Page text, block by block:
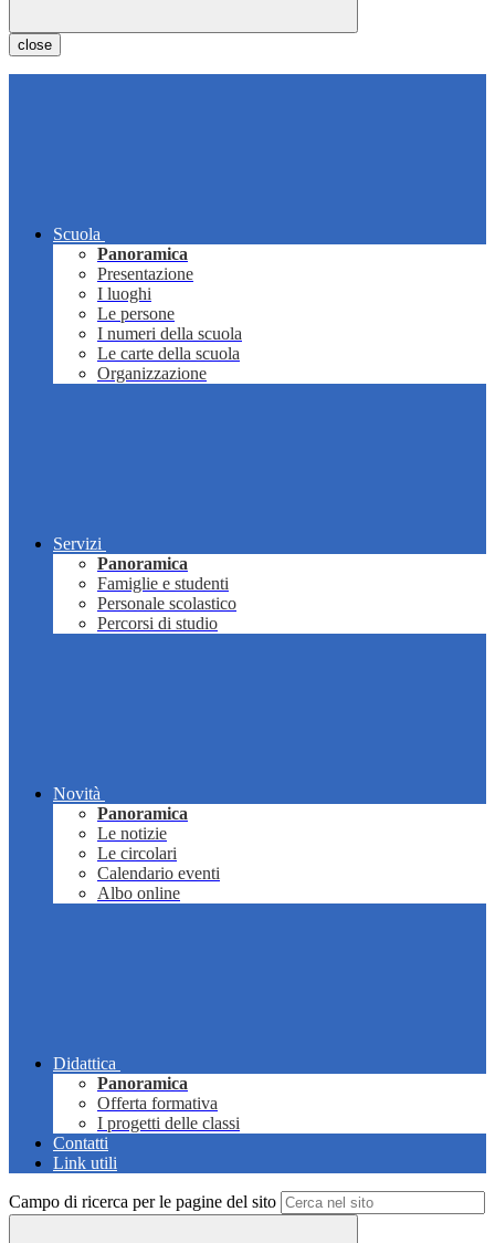
close
Scuola
Panoramica
Presentazione
I luoghi
Le persone
I numeri della scuola
Le carte della scuola
Organizzazione
Servizi
Panoramica
Famiglie e studenti
Personale scolastico
Percorsi di studio
Novità
Panoramica
Le notizie
Le circolari
Calendario eventi
Albo online
Didattica
Panoramica
Offerta formativa
I progetti delle classi
Contatti
Link utili
Campo di ricerca per le pagine del sito